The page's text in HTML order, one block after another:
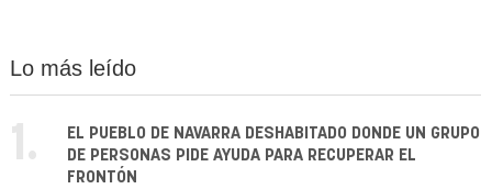
Lo más leído
1.
EL PUEBLO DE NAVARRA DESHABITADO DONDE UN GRUPO
DE PERSONAS PIDE AYUDA PARA RECUPERAR EL
FRONTÓN